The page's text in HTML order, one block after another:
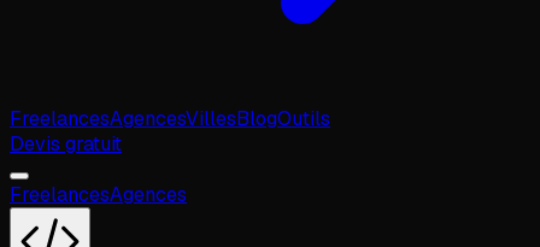
FreelancesAgencesVillesBlogOutils
Devis gratuit
FreelancesAgences